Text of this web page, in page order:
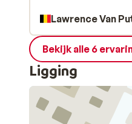
Lawrence Van
Bekijk alle 6
Ligging